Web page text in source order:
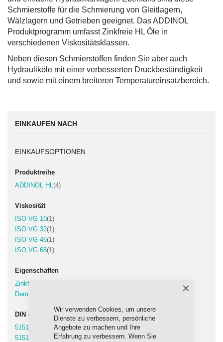
Wir verwenden Cookies, um unsere
Dienste zu verbessern, persönliche
Angebote zu machen und Ihre
Erfahrung zu verbessern. Wenn Sie
Schmierstoffe für die Schmierung von Gleitlagern,
Wälzlagern und Getrieben geeignet. Das ADDINOL
Produktprogramm umfasst Zinkfreie HL Öle in
verschiedenen Viskositätsklassen.
Neben diesen Schmierstoffen finden Sie aber auch
Hydrauliköle mit einer verbesserten Druckbeständigkeit
und sowie mit einem breiteren Temperatureinsatzbereich.
EINKAUFEN NACH
EINKAUFSOPTIONEN
Produktreihe
ADDINOL HL 4Artikel
Viskosität
ISO VG 10 1Artikel
ISO VG 32 1Artikel
ISO VG 46 1Artikel
ISO VG 68 1Artikel
Eigenschaften
Zinkfrei
Demulgierend
DIN - Spezifikation
51517-2 (CL)
4Artikel
51519
Artikel